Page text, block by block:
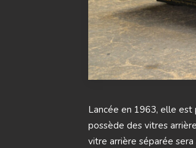
Lancée en 1963, elle est
possède des vitres
vitre arrière séparée